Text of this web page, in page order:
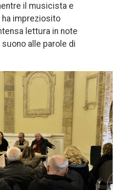
il musicista e
ha impreziosito
lettura in note
suono alle parole di